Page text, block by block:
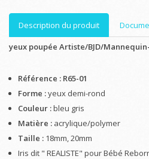
Description du produit
yeux poupée Artiste/BJD/
Référence : R65-01
Forme :yeux demi-rond
Couleur :bleu gris
Matière : acrylique/polymer
Taille : 18mm, 20mm
Iris dit " REALISTE" pour Bébé